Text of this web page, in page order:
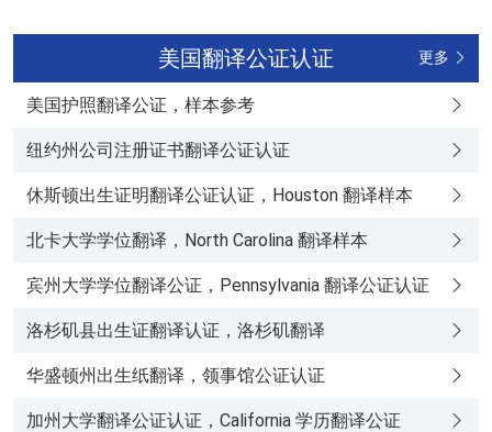
美国翻译公证认证 更多
美国护照翻译公证，样本参考
纽约州公司注册证书翻译公证认证
休斯顿出生证明翻译公证认证，Houston 翻译样本
北卡大学学位翻译，North Carolina 翻译样本
宾州大学学位翻译公证，Pennsylvania 翻译公证认证
洛杉矶县出生证翻译认证，洛杉矶翻译
华盛顿州出生纸翻译，领事馆公证认证
加州大学翻译公证认证，California 学历翻译公证